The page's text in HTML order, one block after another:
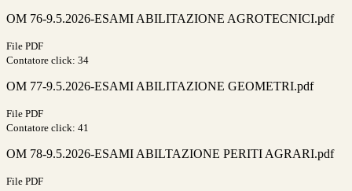
OM 76-9.5.2026-ESAMI ABILITAZIONE AGROTECNICI.pdf
File PDF
Contatore click: 34
OM 77-9.5.2026-ESAMI ABILITAZIONE GEOMETRI.pdf
File PDF
Contatore click: 41
OM 78-9.5.2026-ESAMI ABILTAZIONE PERITI AGRARI.pdf
File PDF